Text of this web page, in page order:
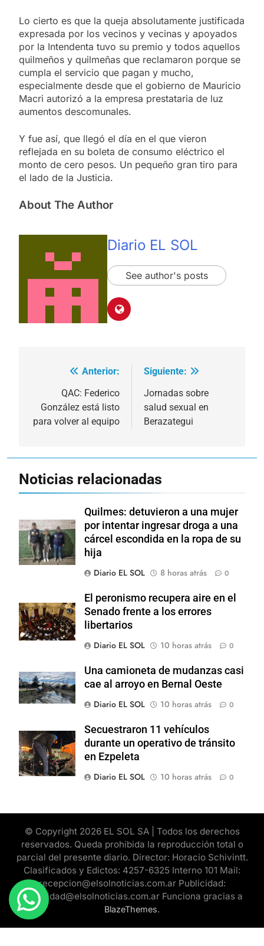
Lo cierto es que la queja absolutamente justificada
expresada por los vecinos y vecinas y apoyados
por la Intendenta tuvo su premio y todos aquellos
quilmeños y quilmeñas que reclamaron porque se
cumpla el servicio que pagan y mucho,
especialmente desde que el gobierno de Mauricio
Macri autorizó a la empresa prestataria de luz
aumentos descomunales.
Y fue así, que llegó el día en el que vieron
reflejada en su boleta de consumo eléctrico el
monto de cero pesos. Un pequeño gran tiro para
el lado de la Justicia.
About The Author
Diario EL SOL
See author's posts
Navegación
entradas
Anterior:
QAC: Federico
González está listo
para volver al equipo
Siguiente:
Jornadas sobre
salud sexual en
Berazategui
Noticias relacionadas
Quilmes: detuvieron a una mujer
por intentar ingresar droga a una
cárcel escondida en la ropa de su
hija
Diario EL SOL
8 horas atrás 0
El peronismo recupera aire en el
Senado frente a los errores
libertarios
Diario EL SOL
10 horas atrás 0
Una camioneta de mudanzas casi
cae al arroyo en Bernal Oeste
Diario EL SOL
10 horas atrás 0
Secuestraron 11 vehículos
durante un operativo de tránsito
en Ezpeleta
Diario EL SOL
10 horas atrás 0
© Copyright 2026 EL SOL SA | Todos los derechos
reservados. Queda prohibida la reproducción total o
parcial del presente diario. Director: Horacio Schivintt.
Clasificados y Edictos: 4257-6325 Interno 101 Mail:
recepcion@elsolnoticias.com.ar Publicidad:
publicidad@elsolnoticias.com.ar Funciona gracias a
BlazeThemes.